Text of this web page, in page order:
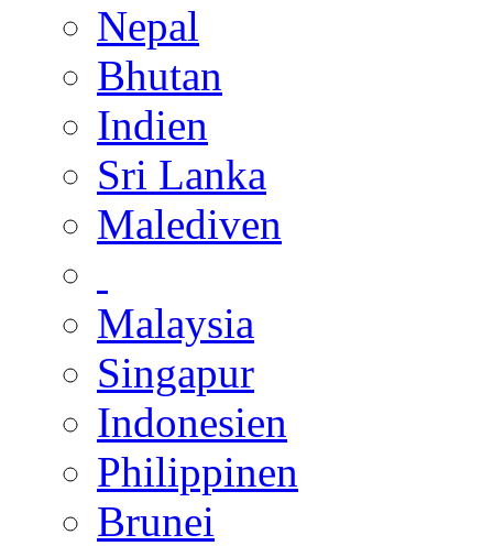
Nepal
Bhutan
Indien
Sri Lanka
Malediven
Malaysia
Singapur
Indonesien
Philippinen
Brunei